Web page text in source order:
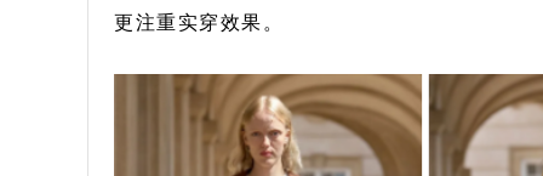
更注重实穿效果。